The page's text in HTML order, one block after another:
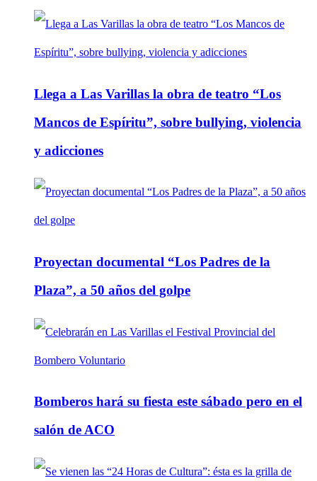
Llega a Las Varillas la obra de teatro “Los
Mancos de Espíritu”, sobre bullying, violencia
y adicciones
Proyectan documental “Los Padres de la
Plaza”, a 50 años del golpe
Bomberos hará su fiesta este sábado pero en el
salón de ACO